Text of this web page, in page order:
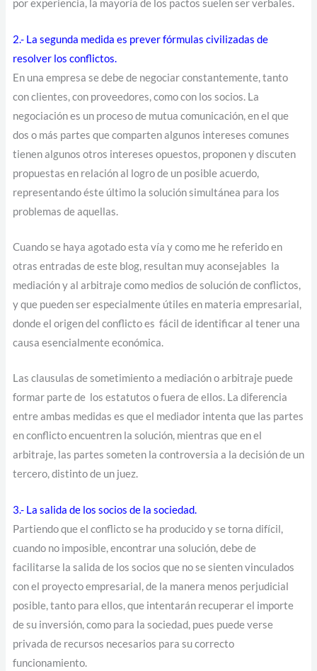
por experiencia, la mayoría de los pactos suelen ser verbales.
2.- La segunda medida es prever fórmulas civilizadas de
resolver los conflictos.
En una empresa se debe de negociar constantemente, tanto
con clientes, con proveedores, como con los socios. La
negociación es un proceso de mutua comunicación, en el que
dos o más partes que comparten algunos intereses comunes
tienen algunos otros intereses opuestos, proponen y discuten
propuestas en relación al logro de un posible acuerdo,
representando éste último la solución simultánea para los
problemas de aquellas.
Cuando se haya agotado esta vía y como me he referido en
otras entradas de este blog, resultan muy aconsejables la
mediación y al arbitraje como medios de solución de conflictos,
y que pueden ser especialmente útiles en materia empresarial,
donde el origen del conflicto es fácil de identificar al tener una
causa esencialmente económica.
Las clausulas de sometimiento a mediación o arbitraje puede
formar parte de los estatutos o fuera de ellos. La diferencia
entre ambas medidas es que el mediador intenta que las partes
en conflicto encuentren la solución, mientras que en el
arbitraje, las partes someten la controversia a la decisión de un
tercero, distinto de un juez.
3.- La salida de los socios de la sociedad.
Partiendo que el conflicto se ha producido y se torna difícil,
cuando no imposible, encontrar una solución, debe de
facilitarse la salida de los socios que no se sienten vinculados
con el proyecto empresarial, de la manera menos perjudicial
posible, tanto para ellos, que intentarán recuperar el importe
de su inversión, como para la sociedad, pues puede verse
privada de recursos necesarios para su correcto
funcionamiento.